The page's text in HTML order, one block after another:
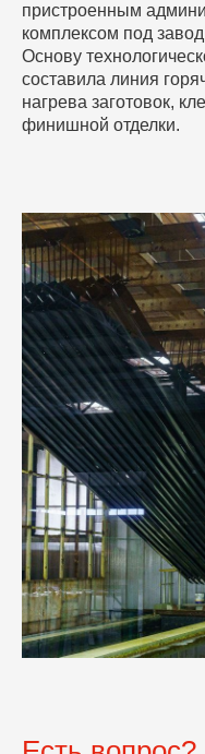
пристроенным
комплексом под
Основу
составила линия
нагрева заготовок,
финишной отделки.